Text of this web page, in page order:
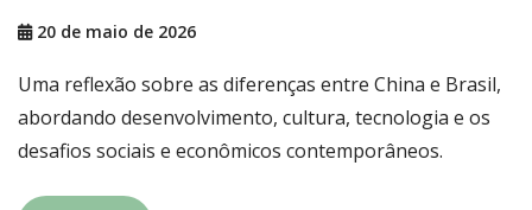
20 de maio de 2026
Uma reflexão sobre as diferenças entre China e Brasil,
abordando desenvolvimento, cultura, tecnologia e os
desafios sociais e econômicos contemporâneos.